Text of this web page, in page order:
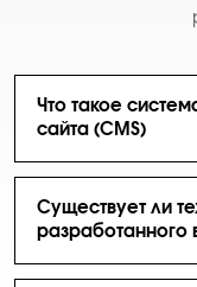
Что такое
сайта (CMS)
Что бы вы могли
сайта не
Предлагаем
Существует ли
разработанного
Да, есть